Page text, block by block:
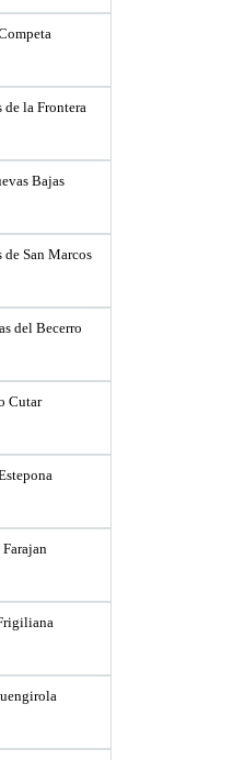
de la Frontera
Bajas
San Marcos
del Becerro
Cutar